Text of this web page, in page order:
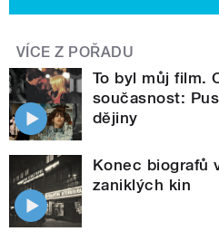
VÍCE Z POŘADU
To byl můj film.
současnost:
dějiny
Konec biografů
zaniklých kin